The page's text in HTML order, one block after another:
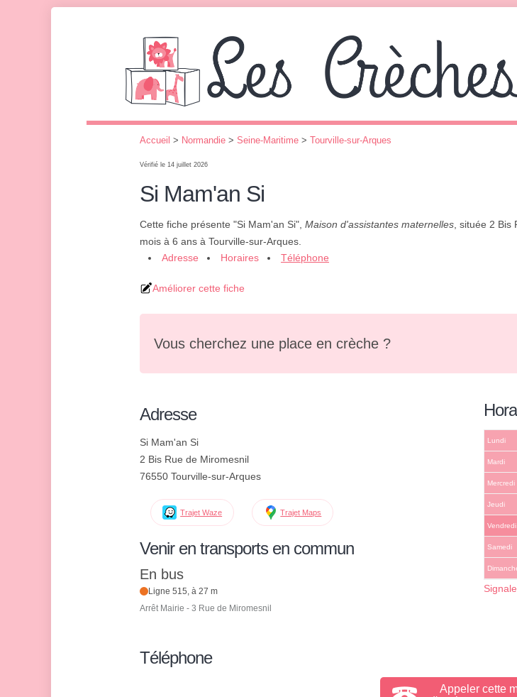
Accueil > Normandie > Seine-Maritime > Tourville-sur-Arques
Vérifié le 14 juillet 2026
Si Mam'an Si
Cette fiche présente "Si Mam'an Si", Maison d'assistantes maternelles , située 2
mois à 6 ans à Tourville-sur-Arques.
Adresse
Horaires Téléphone
Améliorer cette fiche
Vous cherchez une place en crèche ?
Adresse
Si Mam'an Si
2 Bis Rue de Miromesnil
76550 Tourville-sur-Arques
Trajet Waze Trajet Maps
Venir en transports en commun
En bus
Ligne 515, à 27 m
Arrêt Mairie - 3 Rue de Miromesnil
Lundi
Mardi
Mercredi
Jeudi
Vendredi
Samedi
Téléphone
Appeler cette